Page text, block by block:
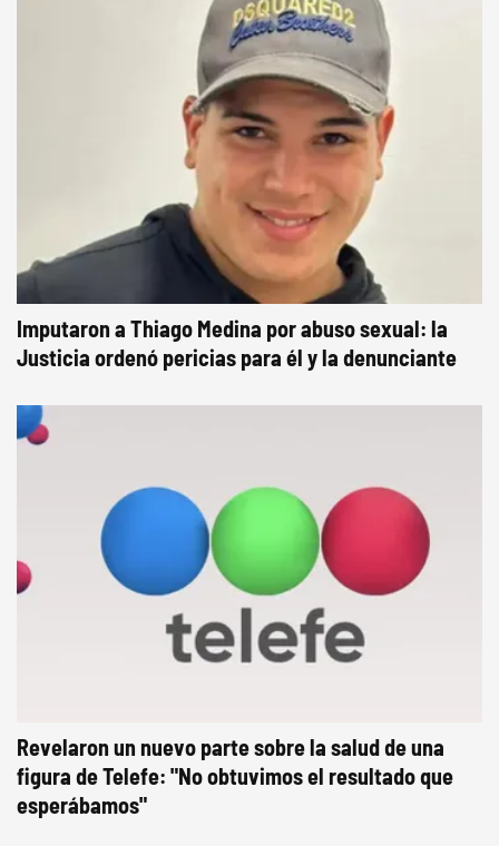
Imputaron a Thiago Medina por abuso sexual: la
Justicia ordenó pericias para él y la denunciante
Revelaron un nuevo parte sobre la salud de una
figura de Telefe: "No obtuvimos el resultado que
esperábamos"